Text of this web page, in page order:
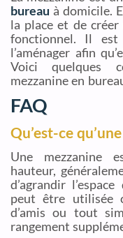
bureau à domicile.
la place et de
fonctionnel. Il est
l’aménager afin
Voici quelques
mezzanine en
FAQ
Qu’est-ce
Une mezzanine
hauteur,
d’agrandir
peut être utilisée
d’amis ou tout
rangement